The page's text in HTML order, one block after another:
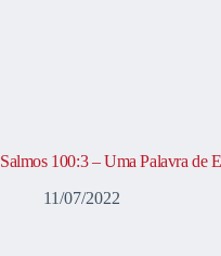
Salmos 100:3 – Uma Palavra de
11/07/2022